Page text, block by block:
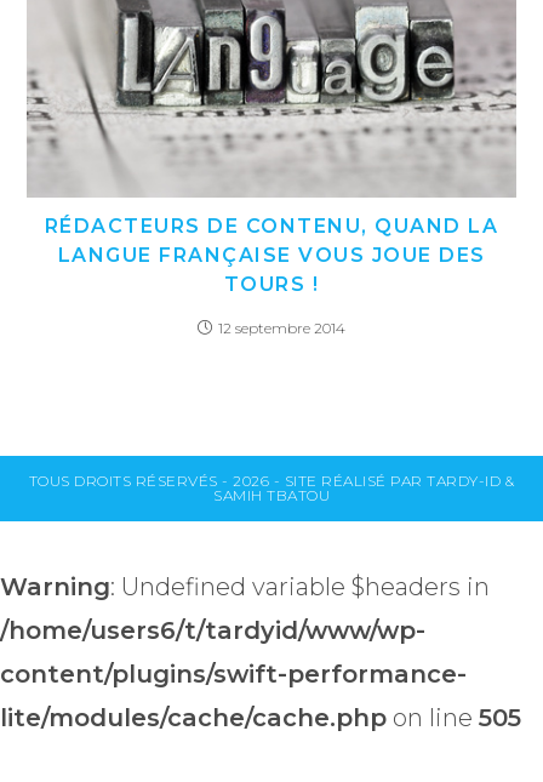
RÉDACTEURS DE CONTENU, QUAND LA
LANGUE FRANÇAISE VOUS JOUE DES
TOURS !
12 septembre 2014
TOUS DROITS RÉSERVÉS - 2026 - SITE RÉALISÉ PAR TARDY-ID &
SAMIH TBATOU
Warning: Undefined variable $headers in
/home/users6/t/tardyid/www/wp-
content/plugins/swift-performance-
lite/modules/cache/cache.php on line 505